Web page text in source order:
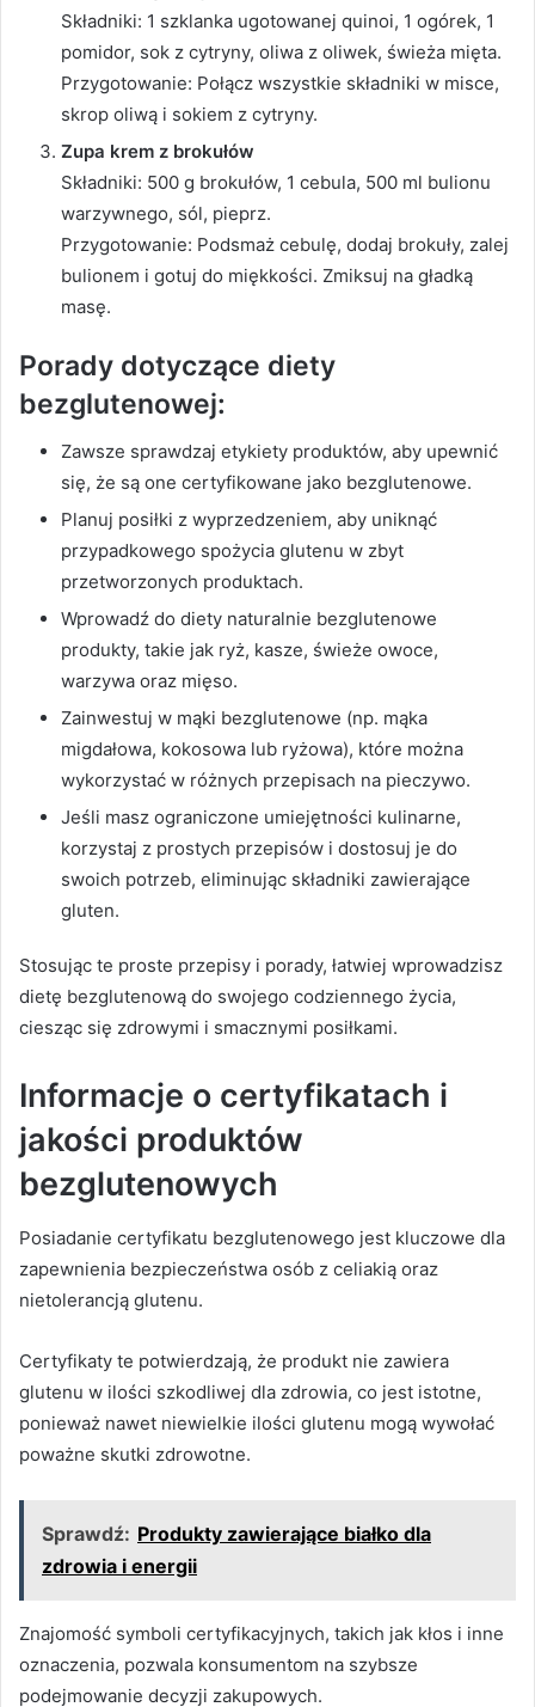
Składniki: 1 szklanka ugotowanej quinoi, 1 ogórek, 1
pomidor, sok z cytryny, oliwa z oliwek, świeża mięta.
Przygotowanie: Połącz wszystkie składniki w misce,
skrop oliwą i sokiem z cytryny.
Zupa krem z brokułów
Składniki: 500 g brokułów, 1 cebula, 500 ml bulionu
warzywnego, sól, pieprz.
Przygotowanie: Podsmaż cebulę, dodaj brokuły, zalej
bulionem i gotuj do miękkości. Zmiksuj na gładką
masę.
Porady dotyczące diety
bezglutenowej:
Zawsze sprawdzaj etykiety produktów, aby upewnić
się, że są one certyfikowane jako bezglutenowe.
Planuj posiłki z wyprzedzeniem, aby uniknąć
przypadkowego spożycia glutenu w zbyt
przetworzonych produktach.
Wprowadź do diety naturalnie bezglutenowe
produkty, takie jak ryż, kasze, świeże owoce,
warzywa oraz mięso.
Zainwestuj w mąki bezglutenowe (np. mąka
migdałowa, kokosowa lub ryżowa), które można
wykorzystać w różnych przepisach na pieczywo.
Jeśli masz ograniczone umiejętności kulinarne,
korzystaj z prostych przepisów i dostosuj je do
swoich potrzeb, eliminując składniki zawierające
gluten.
Stosując te proste przepisy i porady, łatwiej wprowadzisz
dietę bezglutenową do swojego codziennego życia,
ciesząc się zdrowymi i smacznymi posiłkami.
Informacje o certyfikatach i
jakości produktów
bezglutenowych
Posiadanie certyfikatu bezglutenowego jest kluczowe dla
zapewnienia bezpieczeństwa osób z celiakią oraz
nietolerancją glutenu.
Certyfikaty te potwierdzają, że produkt nie zawiera
glutenu w ilości szkodliwej dla zdrowia, co jest istotne,
ponieważ nawet niewielkie ilości glutenu mogą wywołać
poważne skutki zdrowotne.
Sprawdź: Produkty zawierające białko dla
zdrowia i energii
Znajomość symboli certyfikacyjnych, takich jak kłos i inne
oznaczenia, pozwala konsumentom na szybsze
podejmowanie decyzji zakupowych.